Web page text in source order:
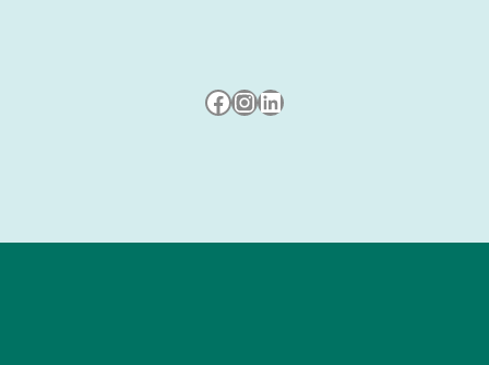
Besuche uns auf Facebook
Besuche uns auf Instagram
LinkedIn